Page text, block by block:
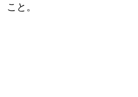
こと。